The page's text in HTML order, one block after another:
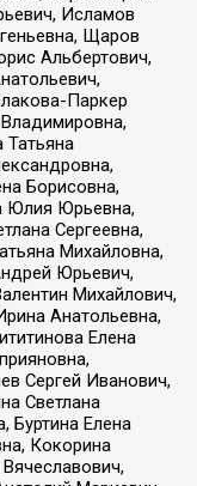
Исламов
Щаров
Альбертович,
Паркер
Татьяна
Борисовна,
Юлия Юрьевна,
Сергеевна,
Михайловна,
Юрьевич,
Михайлович,
Анатольевна,
Елена
Сергей Иванович,
Светлана
Буртина Елена
Кокорина